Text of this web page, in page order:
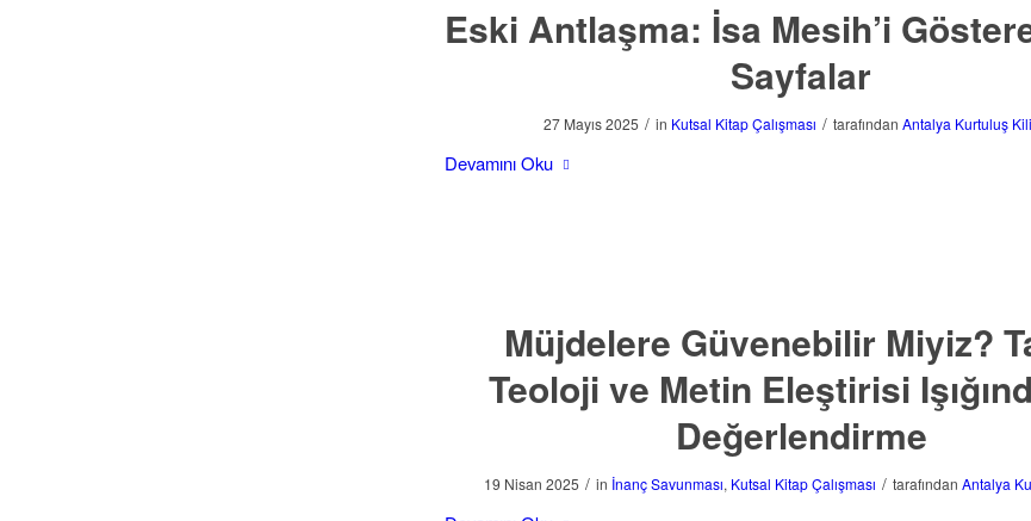
Eski Antlaşma: İsa Mesih’i
Sayfalar
27 Mayıs 2025 / in Kutsal Kitap Çalışması / tarafından Antalya Kurtuluş
Devamını Oku
Müjdelere Güvenebilir Miyiz?
Teoloji ve Metin Eleştirisi
Değerlendirme
19 Nisan 2025 / in İnanç Savunması, Kutsal Kitap Çalışması / tarafından Antalya